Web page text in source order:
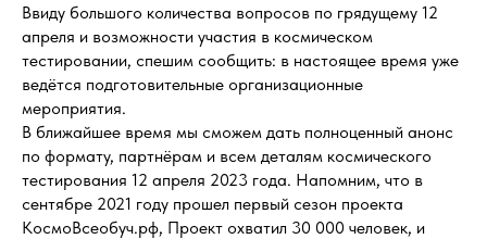
Ввиду большого количества вопросов по грядущему 12
апреля и возможности участия в космическом
тестировании, спешим сообщить: в настоящее время уже
ведётся подготовительные организационные
мероприятия.
В ближайшее время мы сможем дать полноценный анонс
по формату, партнёрам и всем деталям космического
тестирования 12 апреля 2023 года. Напомним, что в
сентябре 2021 году прошел первый сезон проекта
КосмоВсеобуч.рф, Проект охватил 30 000 человек, и